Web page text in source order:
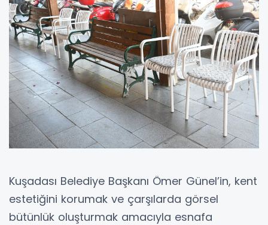
Kuşadası Belediye Başkanı Ömer Günel’in, kent
estetiğini korumak ve çarşılarda görsel
bütünlük oluşturmak amacıyla esnafa